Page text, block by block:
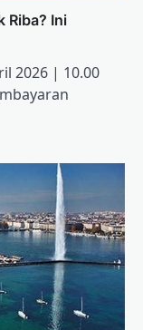
Riba? Ini
2026 | 10.00